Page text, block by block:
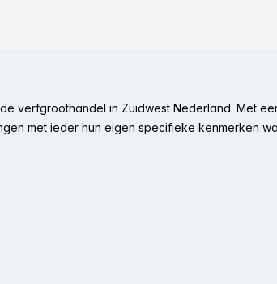
verfgroothandel in Zuidwest Nederland. Met
met ieder hun eigen specifieke kenmerken